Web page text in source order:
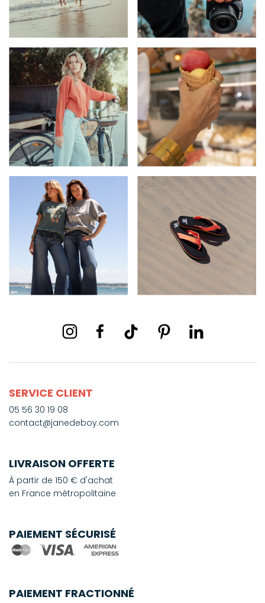
SERVICE CLIENT
05 56 30 19 08
contact@janedeboy.com
LIVRAISON OFFERTE
À partir de 150 € d'achat
en France métropolitaine
PAIEMENT SÉCURISÉ
PAIEMENT FRACTIONNÉ